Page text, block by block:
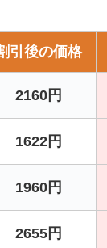
引後の価格
2160円
1622円
1960円
2655円